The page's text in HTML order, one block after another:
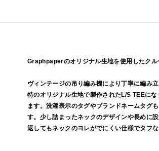
Graphpaperのオリジナル生地を使用したクル
ヴィンテージの吊り編み機により丁寧に編み
特のオリジナル生地で製作されたL/S TEEに
ます。洗濯表示のタグやブランドネームタグ
す。少し詰まったネックのデザインや長めに
返してもネックのヨレがでにくい仕様でタフ